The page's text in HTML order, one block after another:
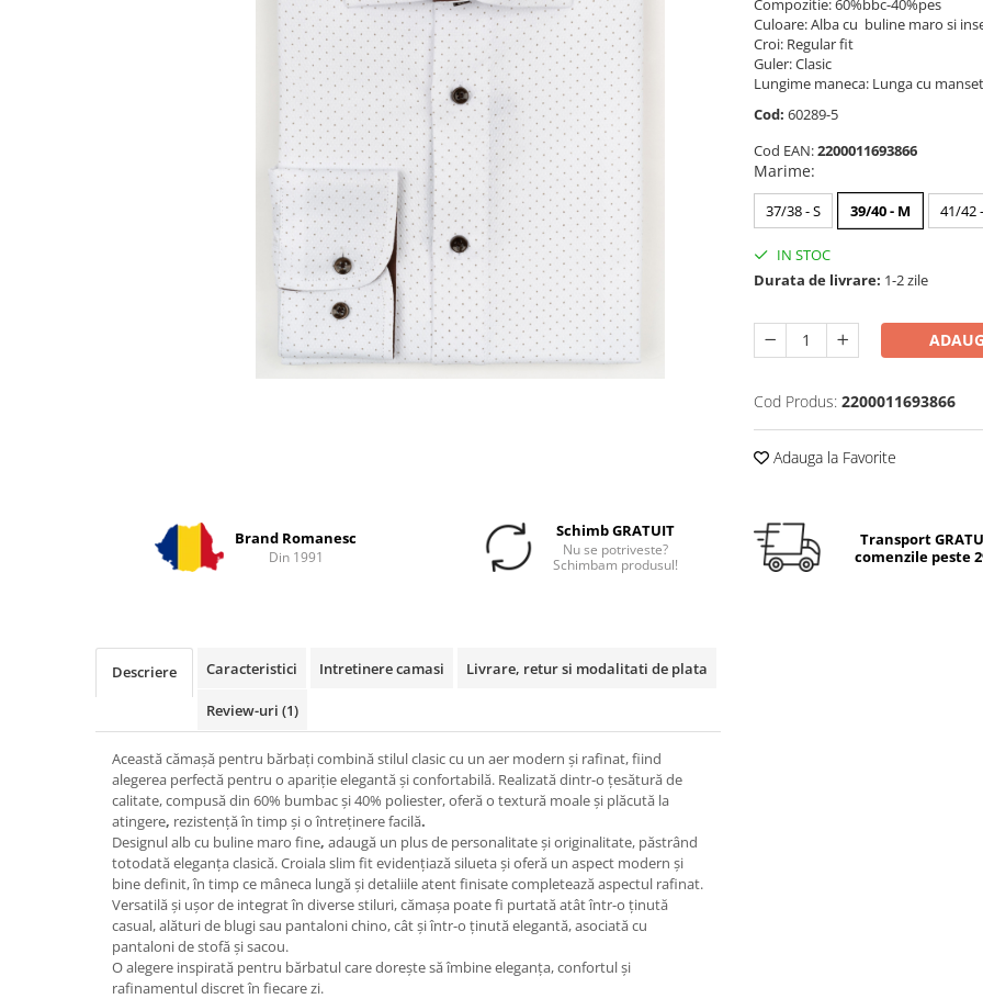
Compozitie: 60%bbc-40%pes
Culoare: Alba cu buline maro si
Croi: Regular fit
Guler: Clasic
Lungime maneca: Lunga cu
Cod: 60289-5
Cod EAN:2200011693866
Marime:
37/38 - S 39/40 - M 41/42
IN STOC
Durata de livrare: 1-2 zile
Cod Produs: 2200011693866
Adauga la Favorite
Brand Romanesc
Din 1991
Schimb GRATUIT
Nu se potriveste?
Schimbam produsul!
Transport
comenzile peste
Descriere Caracteristici Intretinere camasi Livrare, retur si modalitati de plata
Review-uri (1)
Această cămașă pentru bărbați combină stilul clasic cu un aer modern și rafinat, fiind
alegerea perfectă pentru o apariție elegantă și confortabilă. Realizată dintr-o țesătură de
calitate, compusă din 60% bumbacși40% poliester, oferă o textură moale și plăcută la
atingere, rezistență în timpși oîntreținere facilă.
Designulalbcu buline maro fine, adaugă un plus de personalitate și originalitate, păstrând
totodată eleganța clasică. Croialaslim fitevidențiază silueta și oferă un aspect modern și
bine definit, în timp ce mâneca lungășidetaliile atent finisatecompletează aspectul rafinat.
Versatilă și ușor de integrat în diverse stiluri, cămașa poate fi purtată atât într-o ținută
casual, alături de blugi sau pantaloni chino, cât și într-o ținută elegantă, asociată cu
pantaloni destofă și sacou.
O alegere inspirată pentru bărbatul care dorește să îmbineeleganța, confortul și
rafinamentul discretîn fiecare zi.